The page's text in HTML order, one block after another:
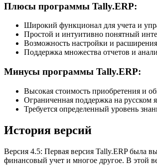
Плюсы программы Tally.ERP:
Широкий функционал для учета и
Простой и интуитивно понятный
Возможность настройки и
Поддержка множества отчетов и
Минусы программы Tally.ERP:
Высокая стоимость приобретения и
Ограниченная поддержка на русском
Требуется определенный уровень
История версий
Версия 4.5: Первая версия Tally.ERP была
финансовый учет и многое другое. В этой